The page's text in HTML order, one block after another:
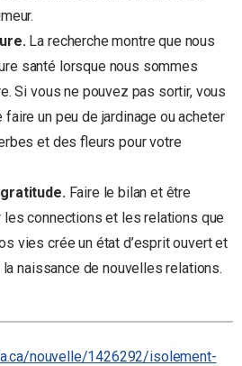
La recherche montre que nous
santé lorsque nous sommes
Si vous ne pouvez pas sortir, vous
un peu de jardinage ou acheter
et des fleurs pour votre
Faire le bilan et être
les connections et les relations que
vies crée un état d’esprit ouvert et
naissance de nouvelles relations.
nouvelle/1426292/isolement-